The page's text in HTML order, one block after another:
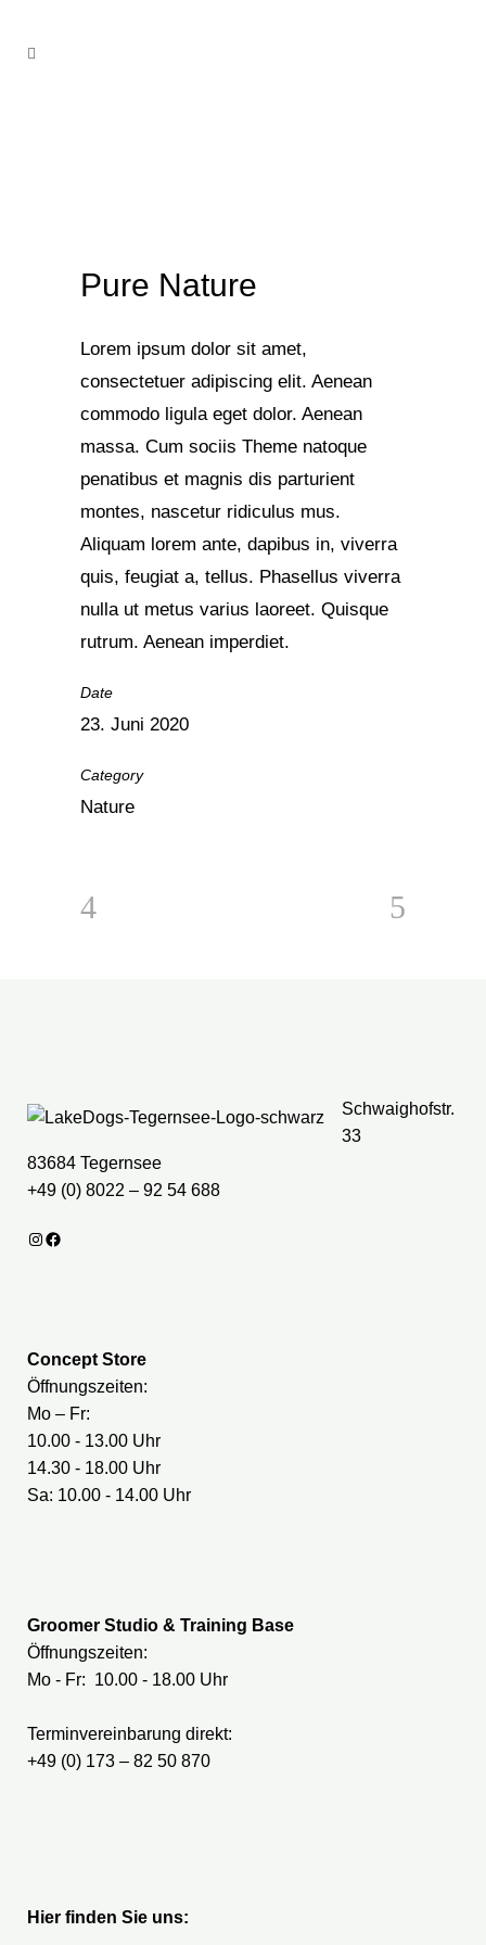
Pure Nature
Lorem ipsum dolor sit amet,
consectetuer adipiscing elit. Aenean
commodo ligula eget dolor. Aenean
massa. Cum sociis Theme natoque
penatibus et magnis dis parturient
montes, nascetur ridiculus mus.
Aliquam lorem ante, dapibus in, viverra
quis, feugiat a, tellus. Phasellus viverra
nulla ut metus varius laoreet. Quisque
rutrum. Aenean imperdiet.
Date
23. Juni 2020
Category
Nature
Schwaighofstr.
33
83684 Tegernsee
+49 (0) 8022 – 92 54 688
Instagram
Facebook
Concept Store
Öffnungszeiten:
Mo – Fr:
10.00 - 13.00 Uhr
14.30 - 18.00 Uhr
Sa: 10.00 - 14.00 Uhr
Groomer Studio & Training Base
Öffnungszeiten:
Mo - Fr: 10.00 - 18.00 Uhr
Terminvereinbarung direkt:
+49 (0) 173 – 82 50 870
Hier finden Sie uns: